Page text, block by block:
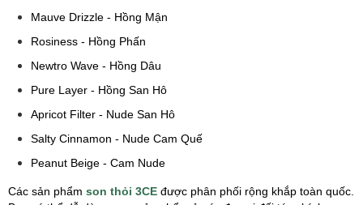
Mauve Drizzle - Hồng Mận
Rosiness - Hồng Phấn
Newtro Wave - Hồng Dâu
Pure Layer - Hồng San Hô
Apricot Filter - Nude San Hô
Salty Cinnamon - Nude Cam Quế
Peanut Beige - Cam Nude
Các sản phẩm son thỏi 3CE được phân phối rộng khắp toàn quốc.